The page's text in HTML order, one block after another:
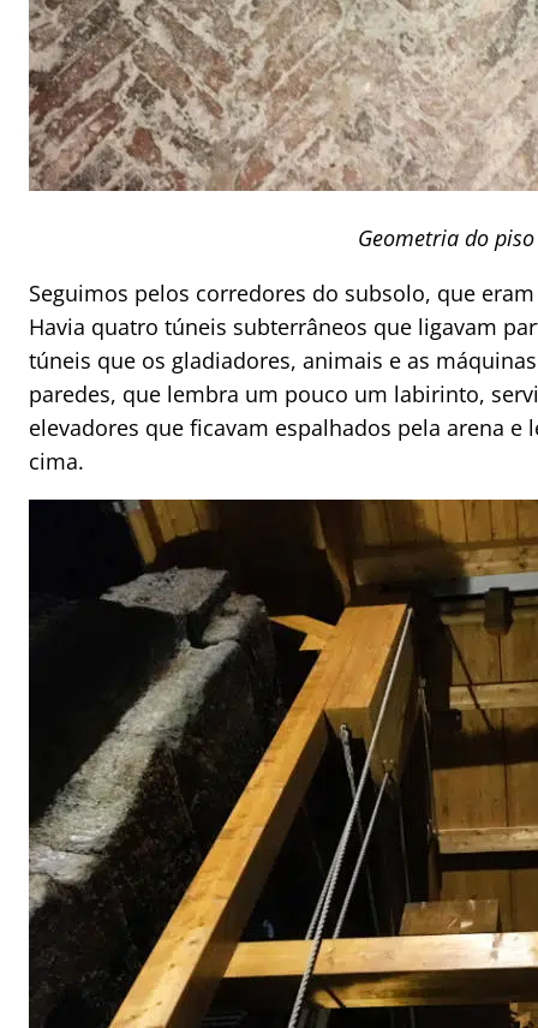
Geometria do
Seguimos pelos corredores do subsolo, que
Havia quatro túneis subterrâneos que ligavam
túneis que os gladiadores, animais e as
paredes, que lembra um pouco um labirinto,
elevadores que ficavam espalhados pela arena
cima.